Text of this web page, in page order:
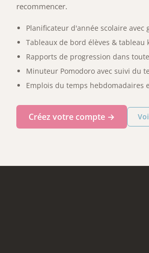
recommencer.
Planificateur d'année scolaire
Tableaux de bord élèves & tableau
Rapports de progression dans
Minuteur Pomodoro avec suivi du
Emplois du temps hebdomadaires
Créez votre compte →